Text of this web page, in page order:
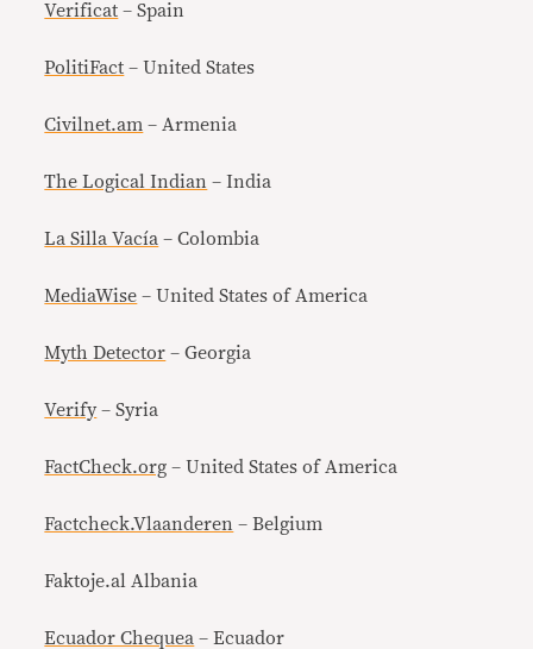
Verificat – Spain
PolitiFact – United States
Civilnet.am – Armenia
The Logical Indian – India
La Silla Vacía – Colombia
MediaWise – United States of America
Myth Detector – Georgia
Verify – Syria
FactCheck.org – United States of America
Factcheck.Vlaanderen – Belgium
Faktoje.al Albania
Ecuador Chequea – Ecuador